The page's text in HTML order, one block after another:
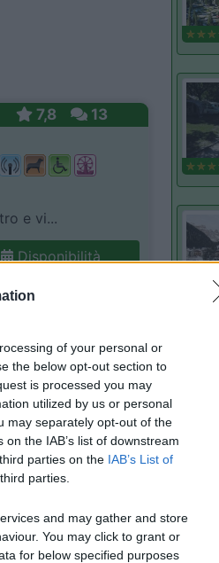
of your personal or
the below opt-out section to
is processed you may
utilized by us or personal
may separately opt-out of the
the IAB’s list of downstream
parties on the IAB’s List of
parties.
and may gather and store
You may click to grant or
for below specified purposes
7,8 13
e vi...
Disponibilità
circ...
Disponibilità